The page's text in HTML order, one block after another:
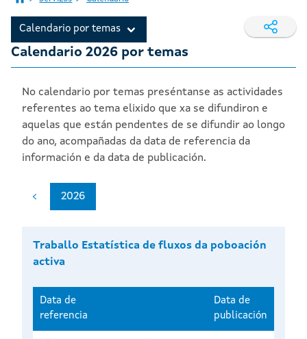
Calendario por temas
Calendario 2026 por temas
No calendario por temas preséntanse as actividades
referentes ao tema elixido que xa se difundiron e
aquelas que están pendentes de se difundir ao longo
do ano, acompañadas da data de referencia da
información e da data de publicación.
2026
Traballo Estatística de fluxos da poboación
activa
Data de
referencia
Data de
publicación